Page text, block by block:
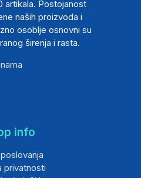
artikala. Postojanost
naših proizvoda i
osoblje osnovni su
širenja i rasta.
info
privatnosti